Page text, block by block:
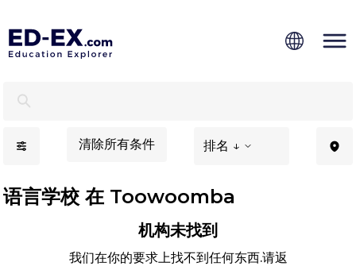
清除所有条件 排名 ↓
语言学校 在 Toowoomba
机构未找到
我们在你的要求上找不到任何东西.请返